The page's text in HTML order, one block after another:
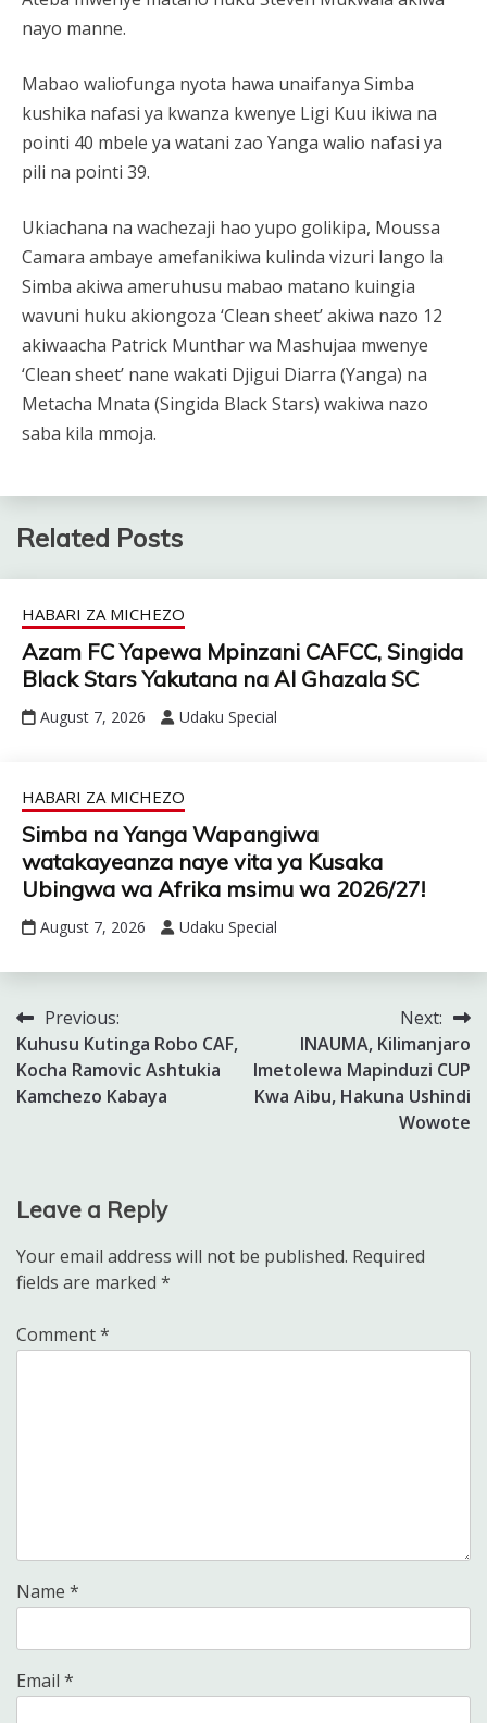
nayo manne.
Mabao waliofunga nyota hawa unaifanya Simba
kushika nafasi ya kwanza kwenye Ligi Kuu ikiwa na
pointi 40 mbele ya watani zao Yanga walio nafasi ya
pili na pointi 39.
Ukiachana na wachezaji hao yupo golikipa, Moussa
Camara ambaye amefanikiwa kulinda vizuri lango la
Simba akiwa ameruhusu mabao matano kuingia
wavuni huku akiongoza ‘Clean sheet’ akiwa nazo 12
akiwaacha Patrick Munthar wa Mashujaa mwenye
‘Clean sheet’ nane wakati Djigui Diarra (Yanga) na
Metacha Mnata (Singida Black Stars) wakiwa nazo
saba kila mmoja.
Related Posts
HABARI ZA MICHEZO
Azam FC Yapewa Mpinzani CAFCC, Singida
Black Stars Yakutana na Al Ghazala SC
August 7, 2026 Udaku Special
HABARI ZA MICHEZO
Simba na Yanga Wapangiwa
watakayeanza naye vita ya Kusaka
Ubingwa wa Afrika msimu wa 2026/27!
August 7, 2026 Udaku Special
Post
navigation
Previous:
Kuhusu Kutinga Robo CAF,
Kocha Ramovic Ashtukia
Kamchezo Kabaya
Next:
INAUMA, Kilimanjaro
Imetolewa Mapinduzi CUP
Kwa Aibu, Hakuna Ushindi
Wowote
Leave a Reply
Your email address will not be published. Required
fields are marked *
Comment*
Name *
Email *